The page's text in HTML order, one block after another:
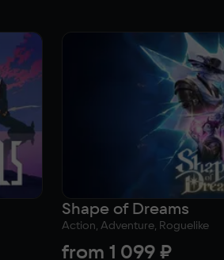
Shape of Dreams
Action, Adventure, Roguelike
from 1 099 ₽